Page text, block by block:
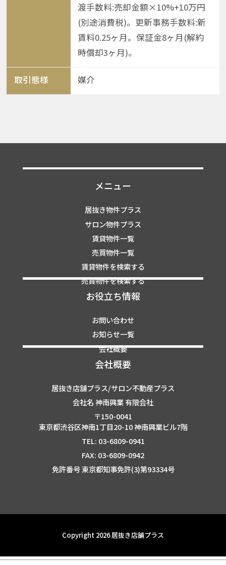
渡手数料:売却金額×10%+10万円
(別途消費税)。更新事務手数料:新
賃料0.25ヶ月。保証金8ヶ月(解約
時償却3ヶ月)。
取引態様 媒介
メニュー
居抜き物件プラス
サロン物件プラス
賃貸物件一覧
売買物件一覧
賃貸物件を検索する
売買物件を検索する
お役立ち情報
お問い合わせ
お知らせ一覧
会社概要
会社概要
居抜き店舗プラス/サロン不動産プラス
会社名 神南興業 有限会社
〒150-0041
東京都渋谷区神南1丁目20-10 神南興業ビル7階
TEL: 03-6809-0941
FAX: 03-6809-0942
免許番号 東京都知事免許(3)第93334号
Copyright 2026 居抜き店舗プラス